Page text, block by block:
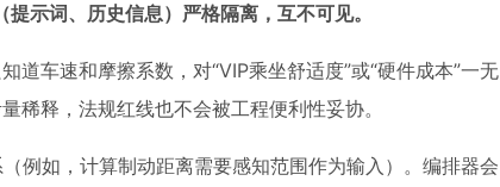
示词、历史信息）严格隔离，互不可见。
车速和摩擦系数，对“VIP乘坐舒适度”或“硬件成本”一无
稀释，法规红线也不会被工程便利性妥协。
例如，计算制动距离需要感知范围作为输入）。编排器会